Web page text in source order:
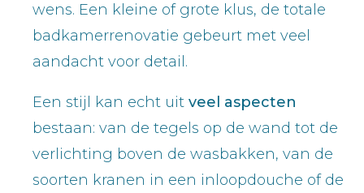
wens. Een kleine of grote klus, de totale
badkamerrenovatie gebeurt met veel
aandacht voor detail.
Een stijl kan echt uit veel aspecten
bestaan: van de tegels op de wand tot de
verlichting boven de wasbakken, van de
soorten kranen in een inloopdouche of de